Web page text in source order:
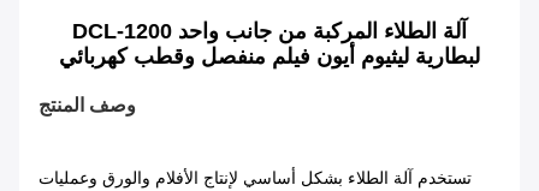
آلة الطلاء المركبة من جانب واحد DCL-1200
لبطارية ليثيوم أيون فيلم منفصل وقطب كهربائي
وصف المنتج
تستخدم آلة الطلاء بشكل أساسي لإنتاج الأفلام والورق وعمليات